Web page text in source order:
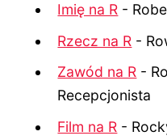
Imię na R -
Rzecz na R -
Zawód na R -
Recepcjonista
Film na R -